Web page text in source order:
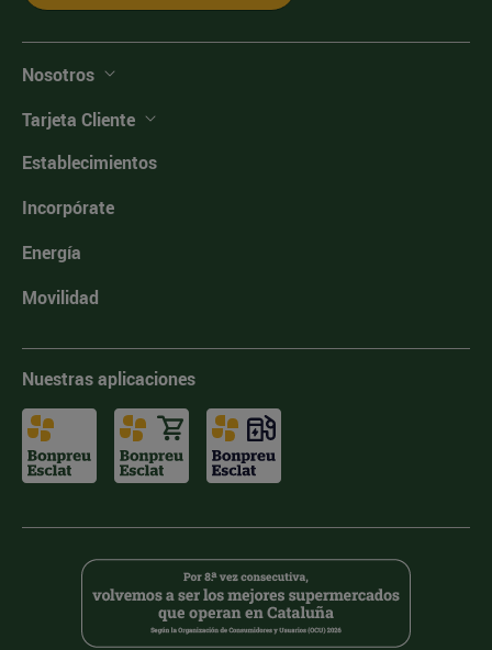
Nosotros
Tarjeta Cliente
Establecimientos
Incorpórate
Energía
Movilidad
Nuestras aplicaciones